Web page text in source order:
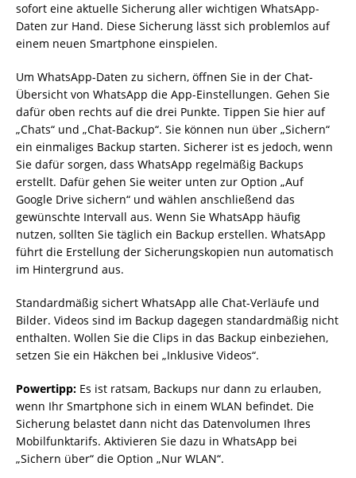
sofort eine aktuelle Sicherung aller wichtigen WhatsApp-
Daten zur Hand. Diese Sicherung lässt sich problemlos auf
einem neuen Smartphone einspielen.
Um WhatsApp-Daten zu sichern, öffnen Sie in der Chat-
Übersicht von WhatsApp die App-Einstellungen. Gehen Sie
dafür oben rechts auf die drei Punkte. Tippen Sie hier auf
„Chats“ und „Chat-Backup“. Sie können nun über „Sichern“
ein einmaliges Backup starten. Sicherer ist es jedoch, wenn
Sie dafür sorgen, dass WhatsApp regelmäßig Backups
erstellt. Dafür gehen Sie weiter unten zur Option „Auf
Google Drive sichern“ und wählen anschließend das
gewünschte Intervall aus. Wenn Sie WhatsApp häufig
nutzen, sollten Sie täglich ein Backup erstellen. WhatsApp
führt die Erstellung der Sicherungskopien nun automatisch
im Hintergrund aus.
Standardmäßig sichert WhatsApp alle Chat-Verläufe und
Bilder. Videos sind im Backup dagegen standardmäßig nicht
enthalten. Wollen Sie die Clips in das Backup einbeziehen,
setzen Sie ein Häkchen bei „Inklusive Videos“.
Powertipp: Es ist ratsam, Backups nur dann zu erlauben,
wenn Ihr Smartphone sich in einem WLAN befindet. Die
Sicherung belastet dann nicht das Datenvolumen Ihres
Mobilfunktarifs. Aktivieren Sie dazu in WhatsApp bei
„Sichern über“ die Option „Nur WLAN“.